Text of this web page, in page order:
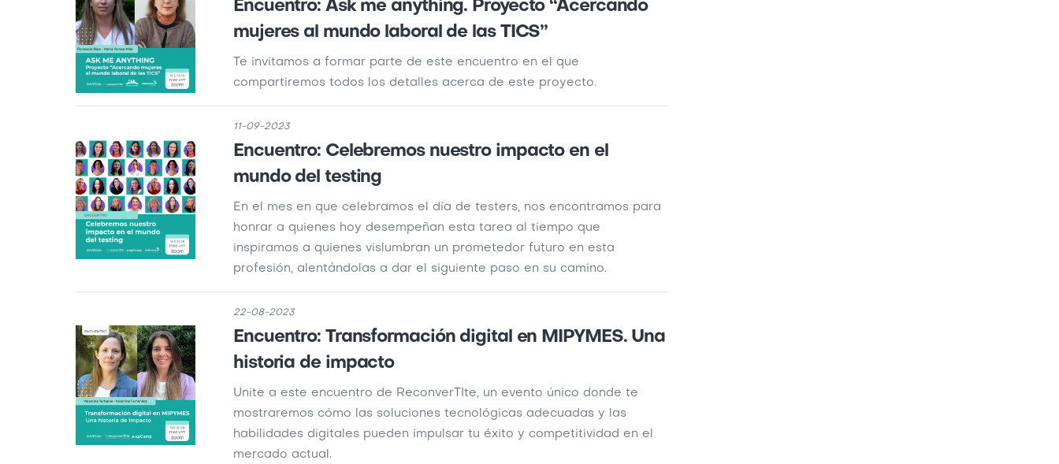
Encuentro: Ask me anything. Proyecto “Acercando
mujeres al mundo laboral de las TICS”
Te invitamos a formar parte de este encuentro en el que
compartiremos todos los detalles acerca de este proyecto.
11-09-2023
Encuentro: Celebremos nuestro impacto en el
mundo del testing
En el mes en que celebramos el día de testers, nos encontramos para
honrar a quienes hoy desempeñan esta tarea al tiempo que
inspiramos a quienes vislumbran un prometedor futuro en esta
profesión, alentándolas a dar el siguiente paso en su camino.
22-08-2023
Encuentro: Transformación digital en MIPYMES. Una
historia de impacto
Unite a este encuentro de ReconverTIte, un evento único donde te
mostraremos cómo las soluciones tecnológicas adecuadas y las
habilidades digitales pueden impulsar tu éxito y competitividad en el
mercado actual.